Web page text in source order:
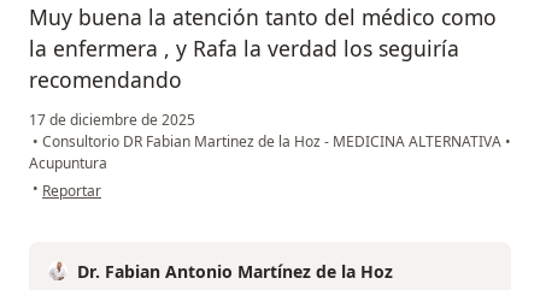
Muy buena la atención tanto del médico como
la enfermera , y Rafa la verdad los seguiría
recomendando
17 de diciembre de 2025
• Consultorio DR Fabian Martinez de la Hoz - MEDICINA ALTERNATIVA •
Acupuntura
• en opinión del usuario Martha Lerma Jaramillo
Reportar
Dr. Fabian Antonio Martínez de la Hoz